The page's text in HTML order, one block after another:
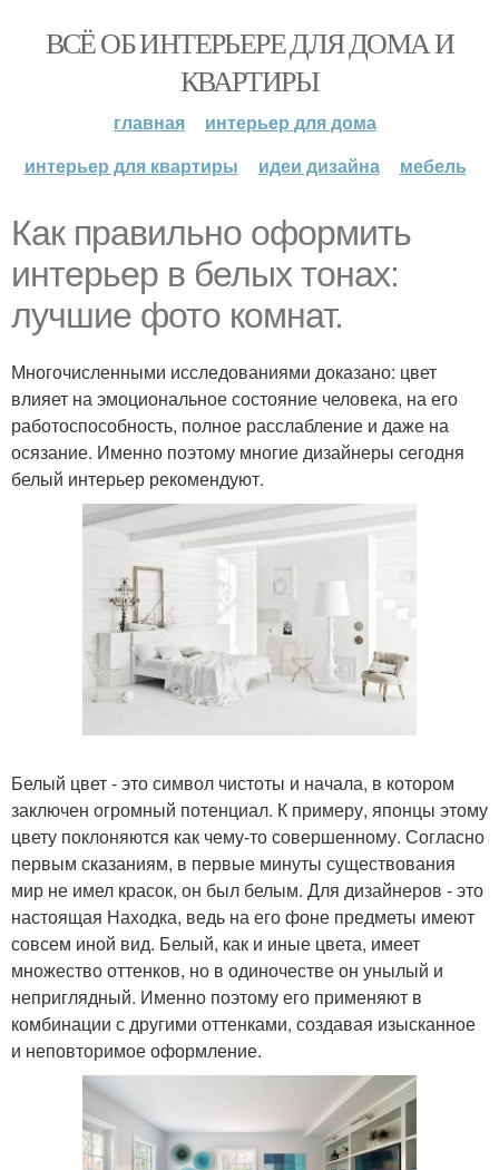
ВСЁ ОБ ИНТЕРЬЕРЕ ДЛЯ ДОМА И
КВАРТИРЫ
главная
интерьер для дома
интерьер для квартиры
идеи дизайна мебель
Как правильно оформить
интерьер в белых тонах:
лучшие фото комнат.
Многочисленными исследованиями доказано: цвет
влияет на эмоциональное состояние человека, на его
работоспособность, полное расслабление и даже на
осязание. Именно поэтому многие дизайнеры сегодня
белый интерьер рекомендуют.
Белый цвет - это символ чистоты и начала, в котором
заключен огромный потенциал. К примеру, японцы этому
цвету поклоняются как чему-то совершенному. Согласно
первым сказаниям, в первые минуты существования
мир не имел красок, он был белым. Для дизайнеров - это
настоящая Находка, ведь на его фоне предметы имеют
совсем иной вид. Белый, как и иные цвета, имеет
множество оттенков, но в одиночестве он унылый и
неприглядный. Именно поэтому его применяют в
комбинации с другими оттенками, создавая изысканное
и неповторимое оформление.